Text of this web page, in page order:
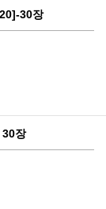
30장
장